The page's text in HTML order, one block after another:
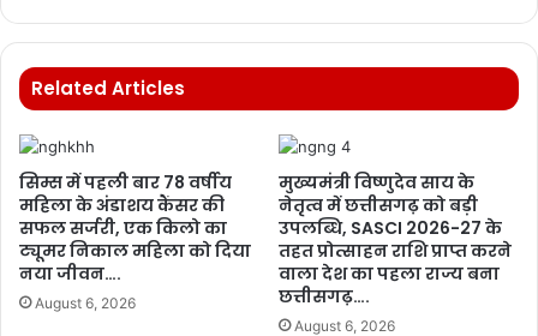
Related Articles
सिम्स में पहली बार 78 वर्षीय
महिला के अंडाशय कैंसर की
सफल सर्जरी, एक किलो का
ट्यूमर निकाल महिला को दिया
नया जीवन….
August 6, 2026
मुख्यमंत्री विष्णुदेव साय के
नेतृत्व में छत्तीसगढ़ को बड़ी
उपलब्धि, SASCI 2026-27 के
तहत प्रोत्साहन राशि प्राप्त करने
वाला देश का पहला राज्य बना
छत्तीसगढ़….
August 6, 2026